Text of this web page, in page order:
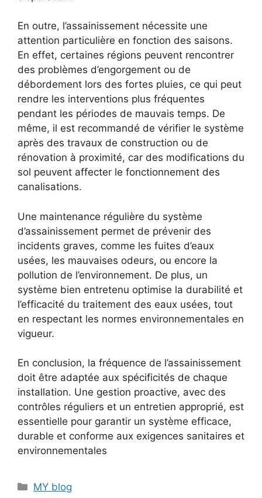
En outre, l’assainissement nécessite une
attention particulière en fonction des saisons.
En effet, certaines régions peuvent rencontrer
des problèmes d’engorgement ou de
débordement lors des fortes pluies, ce qui peut
rendre les interventions plus fréquentes
pendant les périodes de mauvais temps. De
même, il est recommandé de vérifier le système
après des travaux de construction ou de
rénovation à proximité, car des modifications du
sol peuvent affecter le fonctionnement des
canalisations.
Une maintenance régulière du système
d’assainissement permet de prévenir des
incidents graves, comme les fuites d’eaux
usées, les mauvaises odeurs, ou encore la
pollution de l’environnement. De plus, un
système bien entretenu optimise la durabilité et
l’efficacité du traitement des eaux usées, tout
en respectant les normes environnementales en
vigueur.
En conclusion, la fréquence de l’assainissement
doit être adaptée aux spécificités de chaque
installation. Une gestion proactive, avec des
contrôles réguliers et un entretien approprié, est
essentielle pour garantir un système efficace,
durable et conforme aux exigences sanitaires et
environnementales
Categories
MY blog